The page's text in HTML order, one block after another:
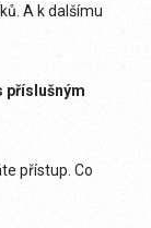
A k dalšímu
příslušným
přístup. Co